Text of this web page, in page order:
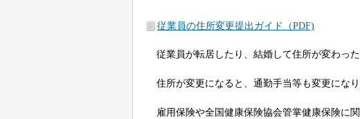
従業員の住所変更提出ガイド（PDF)
従業員が転居したり、結婚して住所が変わっ
住所が変更になると、通勤手当等も変更にな
雇用保険や全国健康保険協会管掌健康保険に